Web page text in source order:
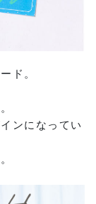
ド。
ンになってい